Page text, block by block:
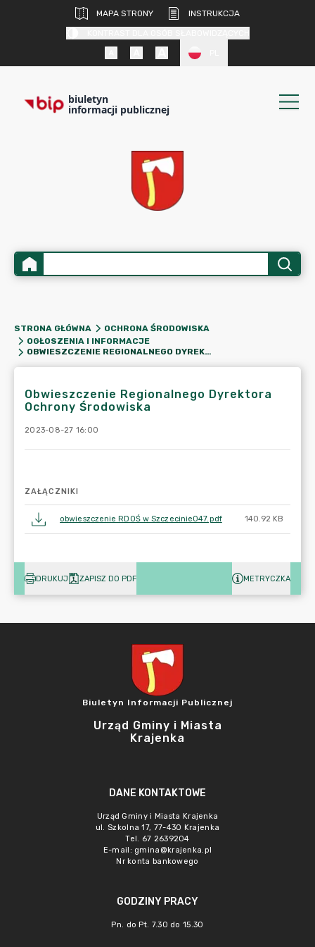
MAPA STRONY
INSTRUKCJA
biuletyn
informacji publicznej
STRONA GŁÓWNA
OCHRONA ŚRODOWISKA
OGŁOSZENIA I INFORMACJE
OBWIESZCZENIE REGIONALNEGO DYREKTORA OCHRONY ŚRODOWISKA
Obwieszczenie Regionalnego Dyrektora
Ochrony Środowiska
2023-08-27 16:00
ZAŁĄCZNIKI
obwieszczenie RDOŚ w Szczecinie047.pdf 140.92 KB
DRUKUJ ZAPISZ DO PDF METRYCZKA
Biuletyn Informacji Publicznej
Urząd Gminy i Miasta
Krajenka
DANE KONTAKTOWE
Urząd Gminy i Miasta Krajenka
ul. Szkolna 17, 77-430 Krajenka
Tel. 67 2639204
E-mail: gmina@krajenka.pl
Nr konta bankowego
GODZINY PRACY
Pn. do Pt. 7.30 do 15.30